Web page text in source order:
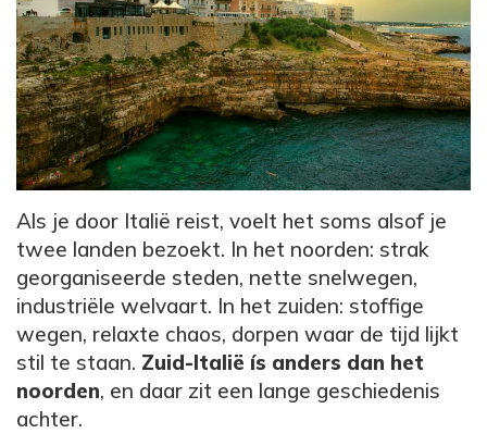
Als je door Italië reist, voelt het soms alsof je
twee landen bezoekt. In het noorden: strak
georganiseerde steden, nette snelwegen,
industriële welvaart. In het zuiden: stoffige
wegen, relaxte chaos, dorpen waar de tijd lijkt
stil te staan. Zuid-Italië ís anders dan het
noorden, en daar zit een lange geschiedenis
achter.